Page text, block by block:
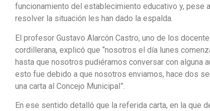
funcionamiento del establecimiento educativo y, pese
resolver la situación les han dado la espalda.
El profesor Gustavo Alarcón Castro, uno de los
cordillerana, explicó que “nosotros el día lunes
hasta que nosotros pudiéramos conversar con alguna
esto fue debido a que nosotros enviamos, hace dos
una carta al Concejo Municipal”.
En ese sentido detalló que la referida carta, en la que